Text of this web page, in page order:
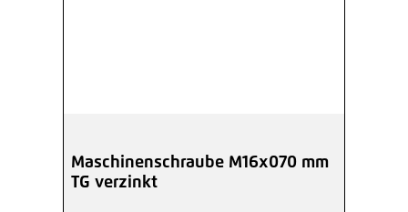
Maschinenschraube M16x070 mm
TG verzinkt